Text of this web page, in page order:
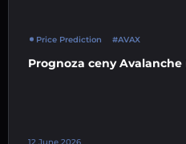
Price Prediction #AVAX
Prognoza ceny Avalanche
12 June 2026